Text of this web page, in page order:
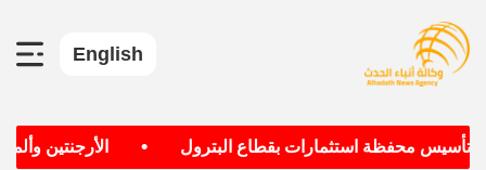
English
تأسيس محفظة استثمارات بقطاع البترول الأرجنتين